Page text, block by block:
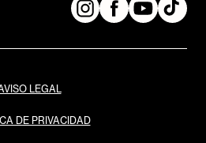
LEGAL
DE PRIVACIDAD